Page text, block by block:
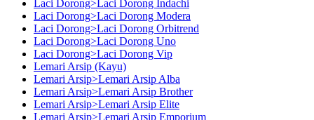
Laci Dorong>Laci Dorong Indachi
Laci Dorong>Laci Dorong Modera
Laci Dorong>Laci Dorong Orbitrend
Laci Dorong>Laci Dorong Uno
Laci Dorong>Laci Dorong Vip
Lemari Arsip (Kayu)
Lemari Arsip>Lemari Arsip Alba
Lemari Arsip>Lemari Arsip Brother
Lemari Arsip>Lemari Arsip Elite
Lemari Arsip>Lemari Arsip Emporium